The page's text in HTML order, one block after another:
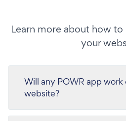
Learn more about how
your
Will any POWR app work
website?